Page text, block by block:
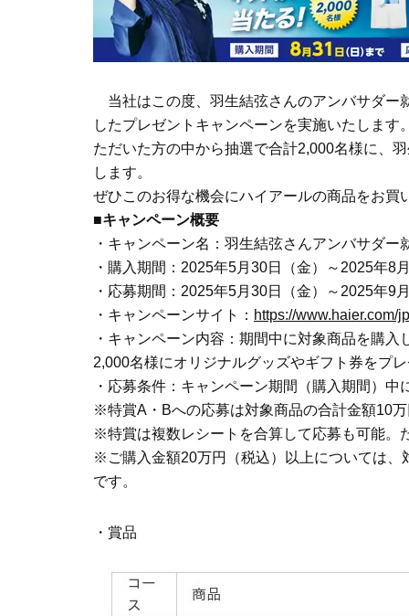
当社はこの度、羽生結弦さんのアンバサダー
したプレゼントキャンペーンを実施いたしま
ただいた方の中から抽選で合計2,000名様に、
します。
ぜひこのお得な機会にハイアールの商品をお買
■キャンペーン概要
・キャンペーン名：羽生結弦さんアンバサダー
・購入期間：2025年5月30日（金）～2025年8
・応募期間：2025年5月30日（金）～2025年9
・キャンペーンサイト： https://www.haier.com/
・キャンペーン内容：期間中に対象商品を購
2,000名様にオリジナルグッズやギフト券をプ
・応募条件：キャンペーン期間（購入期間）
※特賞A・Bへの応募は対象商品の合計金額10
※特賞は複数レシートを合算して応募も可能。
※ご購入金額20万円（税込）以上については、
です。
・賞品